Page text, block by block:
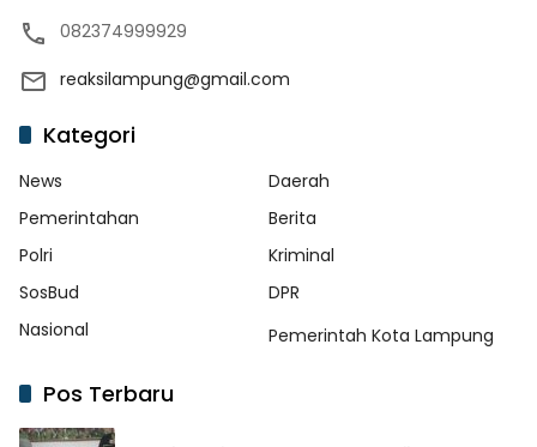
082374999929
reaksilampung@gmail.com
Kategori
News
Daerah
Pemerintahan
Berita
Polri
Kriminal
SosBud
DPR
Nasional
Pemerintah Kota Lampung
Pos Terbaru